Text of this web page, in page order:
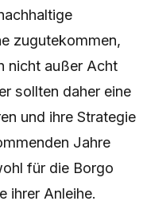
zugutekommen,
nicht außer Acht
sollten daher eine
und ihre Strategie
Jahre
für die Borgo
ihrer Anleihe.